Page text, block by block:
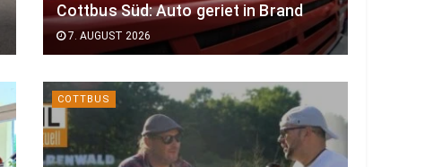
Cottbus Süd: Auto geriet in Brand
7. AUGUST 2026
COTTBUS